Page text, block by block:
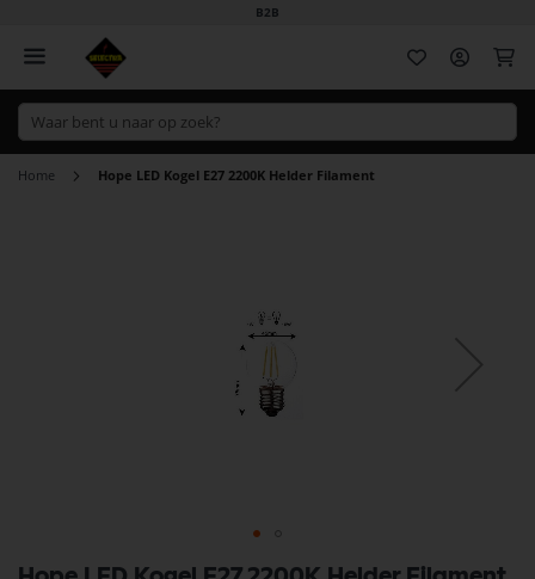
B2B
Home Hope LED Kogel E27 2200K Helder Filament